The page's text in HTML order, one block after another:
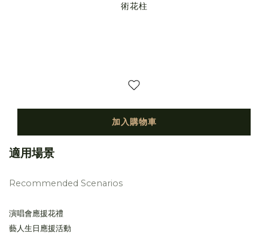
術花柱
加入購物車
適用場景
Recommended Scenarios
演唱會應援花禮
藝人生日應援活動